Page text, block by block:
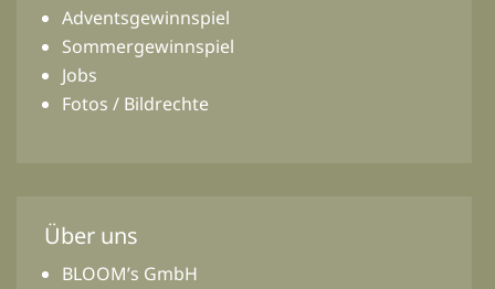
Adventsgewinnspiel
Sommergewinnspiel
Jobs
Fotos / Bildrechte
Über uns
BLOOM’s GmbH